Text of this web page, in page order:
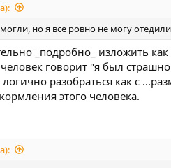
но я все ровно не могу
_подробно_ изложить
говорит "я был
разобраться как с
этого человека.